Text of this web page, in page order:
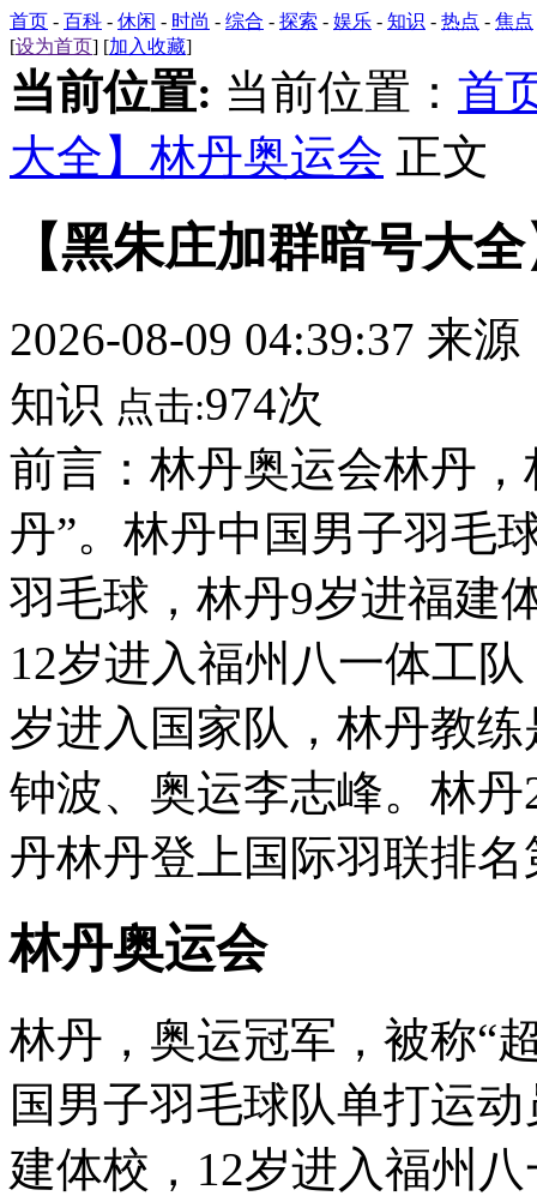
首页 - 百科 - 休闲 - 时尚 - 综合 - 探索 - 娱乐 - 知识 - 热点 - 焦点
[设为首页] [加入收藏]
当前位置: 当前位置： 首
大全】林丹奥运会 正文
【黑朱庄加群暗号大
2026-08-09 04:39:37 来源
知识 点击:974次
前言：林丹奥运会林丹
丹”。林丹中国男子羽毛
羽毛球，林丹9岁进福建
12岁进入福州八一体工
岁进入国家队，林丹教
钟波、奥运李志峰。林
丹林丹登上国际羽联排
林丹奥运会
林丹，奥运冠军，被称“
国男子羽毛球队单打运
建体校，12岁进入福州